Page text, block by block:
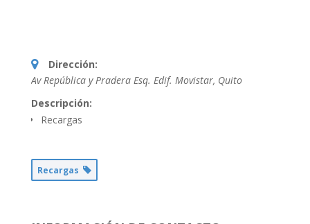
Dirección:
Av República y Pradera Esq. Edif. Movistar, Quito
Descripción:
Recargas
Recargas